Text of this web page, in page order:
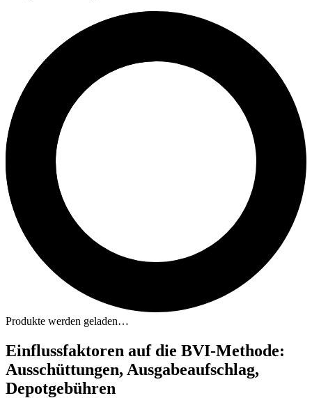
Produkte werden geladen…
Einflussfaktoren auf die BVI-Methode:
Ausschüttungen, Ausgabeaufschlag,
Depotgebühren